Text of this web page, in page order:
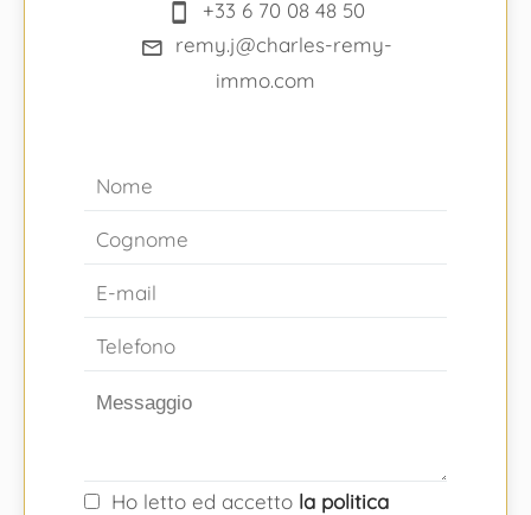
+33 6 70 08 48 50
remy.j@charles-remy-
immo.com
Ho letto ed accetto la politica